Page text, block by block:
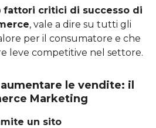
fattori critici di successo di
, vale a dire su tutti gli
per il consumatore e che
leve competitive nel settore.
le vendite: il
Marketing
un sito